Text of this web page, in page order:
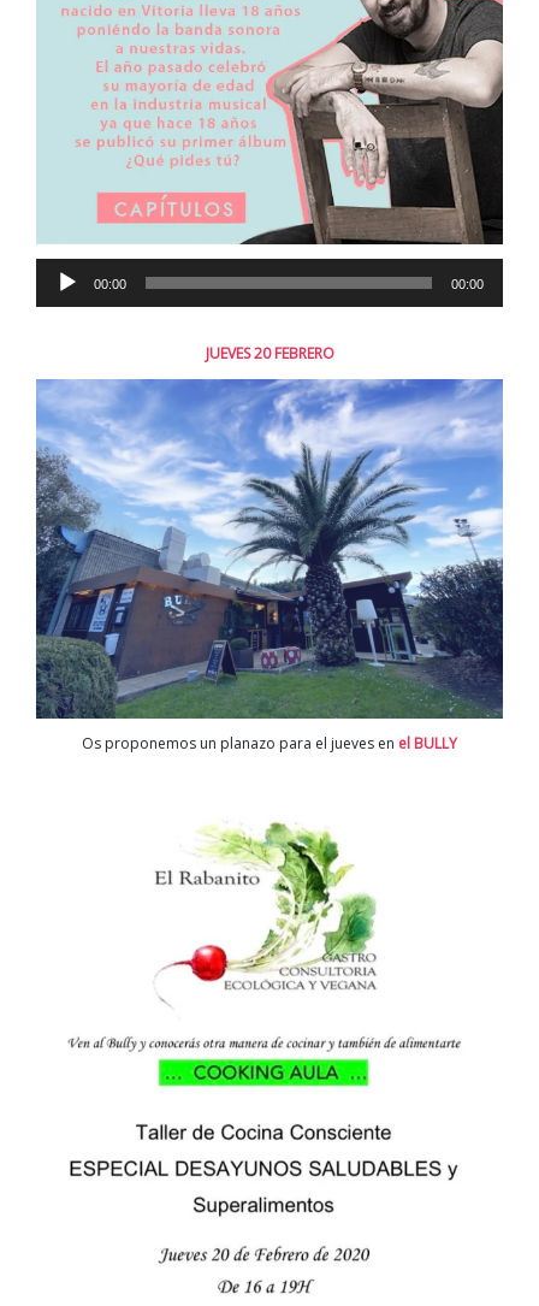
audio
00:00 00:00
JUEVES 20 FEBRERO
Os proponemos un planazo para el jueves en el BULLY